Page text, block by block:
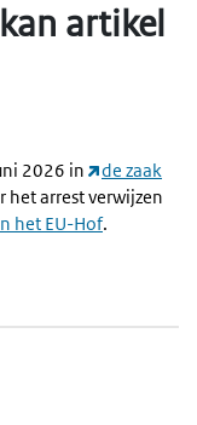
artikel
2026 in
de zaak
het arrest verwijzen
het EU-Hof.